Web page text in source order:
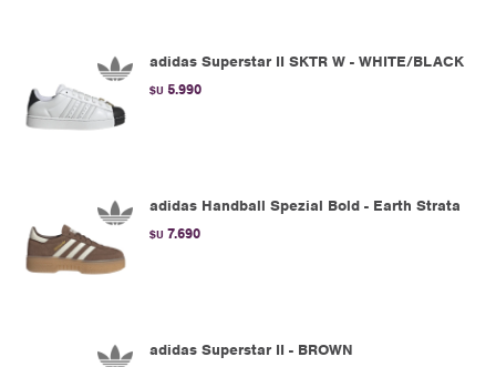
adidas Superstar II SKTR W - WHITE/BLACK
$U 5.990
adidas Handball Spezial Bold - Earth Strata
$U 7.690
adidas Superstar II - BROWN